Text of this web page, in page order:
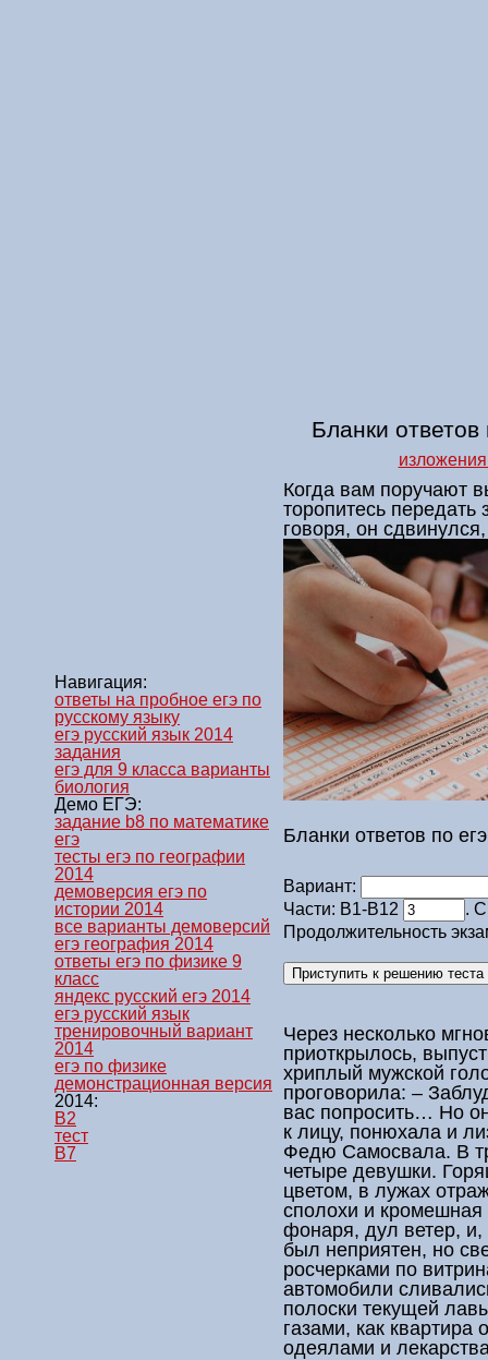
Бланки ответов
Навигация:
ответы на пробное егэ по
русскому языку
егэ русский язык 2014
задания
егэ для 9 класса варианты
биология
Демо ЕГЭ:
задание b8 по математике
егэ
тесты егэ по географии
2014
демоверсия егэ по
истории 2014
все варианты демоверсий
егэ география 2014
ответы егэ по физике 9
класс
яндекс русский егэ 2014
егэ русский язык
тренировочный вариант
2014
егэ по физике
демонстрационная версия
2014:
B2
тест
B7
Когда вам поручают
торопитесь передать
говоря, он
Бланки ответов по
Вариант:
Части: В1-В12
.
Продолжительность
Через несколько
приоткрылось,
хриплый мужской
проговорила: –
вас попросить… Но
к лицу, понюхала и
Федю Самосвала. В
четыре девушки.
цветом, в лужах
сполохи и
фонаря, дул ветер, и,
был неприятен, но
росчерками по
автомобили
полоски текущей
газами, как квартира
одеялами и